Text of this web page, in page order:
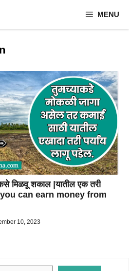
MENU
मिळवू शकाल |यातील एक तरी
you can earn money from
10, 2023